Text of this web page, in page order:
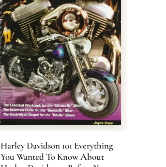
Harley Davidson 101 Everything
You Wanted To Know About